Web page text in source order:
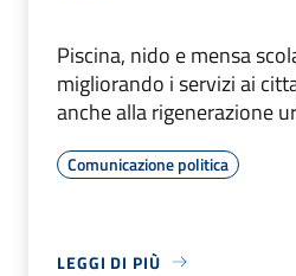
Piscina, nido e mensa
migliorando i servizi ai
anche alla rigenerazione
Comunicazione politica
LEGGI DI PIÙ